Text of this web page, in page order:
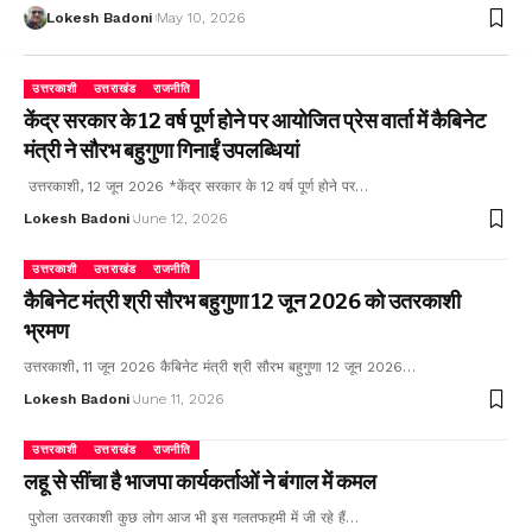
Lokesh Badoni May 10, 2026
उत्तरकाशी उत्तराखंड राजनीति
केंद्र सरकार के 12 वर्ष पूर्ण होने पर आयोजित प्रेस वार्ता में कैबिनेट
मंत्री ने सौरभ बहुगुणा गिनाईं उपलब्धियां
उत्तरकाशी, 12 जून 2026 *केंद्र सरकार के 12 वर्ष पूर्ण होने पर…
Lokesh Badoni June 12, 2026
उत्तरकाशी उत्तराखंड राजनीति
कैबिनेट मंत्री श्री सौरभ बहुगुणा 12 जून 2026 को उतरकाशी
भ्रमण
उत्तरकाशी, 11 जून 2026 कैबिनेट मंत्री श्री सौरभ बहुगुणा 12 जून 2026…
Lokesh Badoni June 11, 2026
उत्तरकाशी उत्तराखंड राजनीति
लहू से सींचा है भाजपा कार्यकर्ताओं ने बंगाल में कमल
पुरोला उतरकाशी कुछ लोग आज भी इस गलतफहमी में जी रहे हैं…